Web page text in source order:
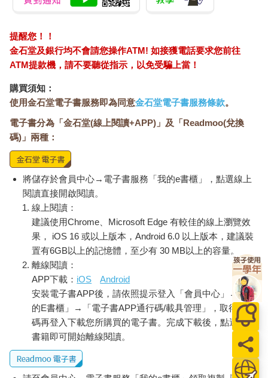
提醒您！！
金石堂及銀行均不會請您操作ATM! 如接獲電話要求您前往
ATM提款機，請不要聽從指示，以免受騙上當！
購買須知：
使用金石堂電子書服務即為同意金石堂電子書服務條款。
電子書分為「金石堂(線上閱讀+APP)」及「Readmoo(兌換
碼)」兩種：
將儲存於會員中心→電子書服務「我的e書櫃」，點選線上
閱讀直接開啟閱讀。
線上閱讀：
建議使用Chrome、Microsoft Edge 有較佳的線上瀏覽效
果， iOS 16 或以上版本，Android 6.0 以上版本，建議裝
置有6GB以上的記憶體，至少有 30 MB以上的容量。
離線閱讀：
APP下載： iOS
Android
安裝電子書APP後，請依照提示登入「會員中心」→「我
的E書櫃」→「電子書APP通行碼/載具管理」，取得通行
碼再登入下載您所購買的電子書。完成下載後，點選任一
書籍即可開始離線閱讀。